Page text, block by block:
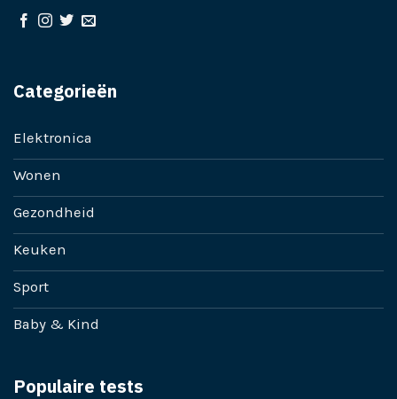
Categorieën
Elektronica
Wonen
Gezondheid
Keuken
Sport
Baby & Kind
Populaire tests